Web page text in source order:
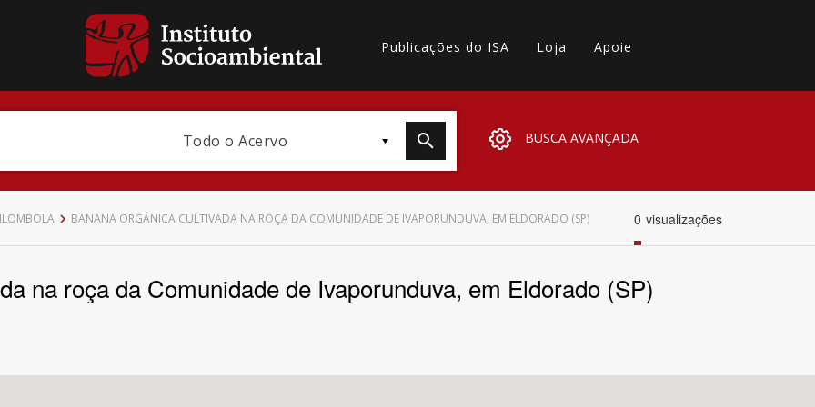
Publicações do ISA Loja Apoie
Todo o Acervo BUSCA AVANÇADA
BANANA ORGÂNICA CULTIVADA NA ROÇA DA COMUNIDADE DE IVAPORUNDUVA, EM ELDORADO (SP) 0 visualizações
na roça da Comunidade de Ivaporunduva, em Eldorado (SP)